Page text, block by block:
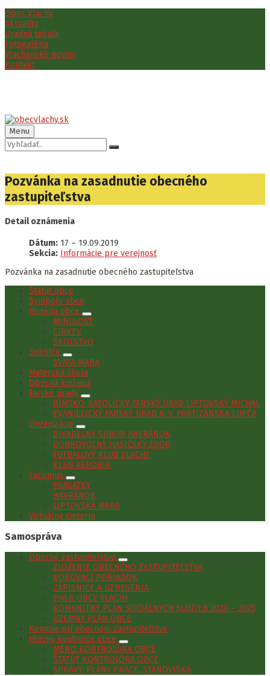
Preskočiť
na
obsah
Preskočiť
na
ľavý
panel
Preskočiť
na
pätičku
Obec Vlachy
Aktuality
Úradná tabuľa
Fotogaléria
Vlachanské noviny
Kontakt
Menu
Vyhľadávanie:
Pozvánka na zasadnutie obecného
zastupiteľstva
Detail oznámenia
Dátum: 17 – 19.09.2019
Sekcia: Informácie pre verejnosť
Pozvánka na zasadnutie obecného zastupiteľstva
Štatút obce
Symboly obce
História obce
MINULOSŤ
CIRKEV
ŠKOLSTVO
Sokolče
SVÄTÁ MARA
Materská škola
Obecná knižnica
Farské úrady
RÍMSKO-KATOLÍCKY FARSKÝ ÚRAD LIPTOVSKÝ MICHAL
EVANJELICKÝ FARSKÝ ÚRAD A. V. PARTIZÁNSKA ĽUPČA
Organizácie
DIVADELNÝ SÚBOR HAVRÁNOK
DOBROVOĽNÝ HASIČSKÝ ZBOR
FUTBALOVÝ KLUB VLACHY
KLUB AEROBIK
Turizmus
PAMIATKY
HAVRÁNOK
LIPTOVSKÁ MARA
Virtuálny cintorín
Samospráva
Obecné zastupiteľstvo
ZLOŽENIE OBECNÉHO ZASTUPITEĽSTVA
ROKOVACÍ PORIADOK
ZÁPISNICE A UZNESENIA
PHSR OBCE VLACHY
KOMUNITNÝ PLÁN SOCIÁLNYCH SLUŽIEB 2020 – 2025
ÚZEMNÝ PLÁN OBCE
Komisie pri obecnom zastupiteľstve
Hlavný kontrolór obce
MENO KONTROLÓRA OBCE
ŠTATÚT KONTROLÓRA OBCE
SPRÁVY, PLÁNY PRÁCE, STANOVISKÁ